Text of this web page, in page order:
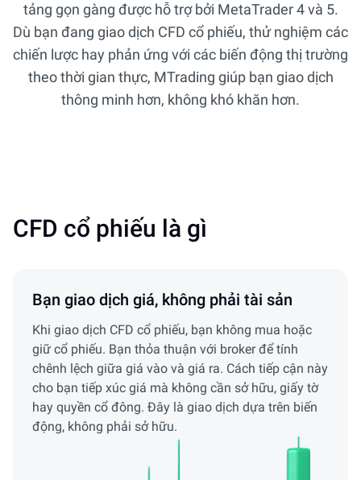
tảng gọn gàng được hỗ trợ bởi MetaTrader 4 và 5.
Dù bạn đang giao dịch CFD cổ phiếu, thử nghiệm các
chiến lược hay phản ứng với các biến động thị trường
theo thời gian thực, MTrading giúp bạn giao dịch
thông minh hơn, không khó khăn hơn.
CFD cổ phiếu là gì
Bạn giao dịch giá, không phải tài sản
Khi giao dịch CFD cổ phiếu, bạn không mua hoặc
giữ cổ phiếu. Bạn thỏa thuận với broker để tính
chênh lệch giữa giá vào và giá ra. Cách tiếp cận này
cho bạn tiếp xúc giá mà không cần sở hữu, giấy tờ
hay quyền cổ đông. Đây là giao dịch dựa trên biến
động, không phải sở hữu.